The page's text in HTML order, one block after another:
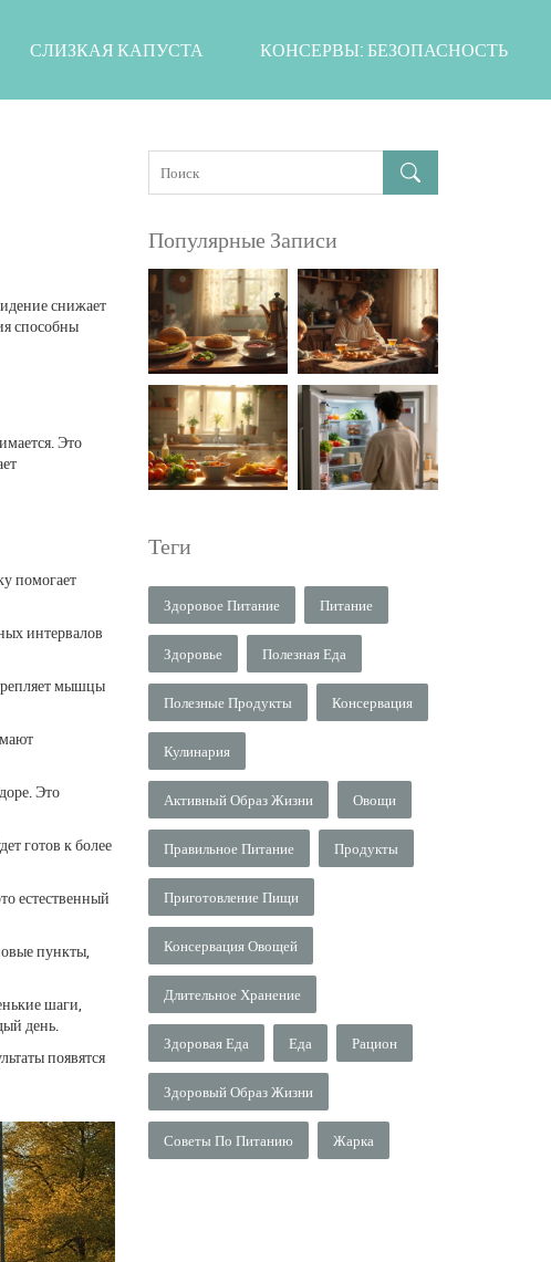
СЛИЗКАЯ КАПУСТА КОНСЕРВЫ: БЕЗОПАСНОСТЬ
снижает
способны
Это
помогает
интервалов
мышцы
Это
готов к более
естественный
пункты,
шаги,
день.
появятся
Популярные Записи
Теги
Здоровое Питание Питание
Здоровье Полезная Еда
Полезные Продукты Консервация
Кулинария
Активный Образ Жизни Овощи
Правильное Питание Продукты
Приготовление Пищи
Консервация Овощей
Длительное Хранение
Здоровая Еда Еда Рацион
Здоровый Образ Жизни
Советы По Питанию Жарка